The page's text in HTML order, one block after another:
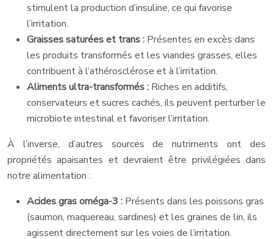
stimulent la production d’insuline, ce qui favorise
l’irritation.
Graisses saturées et trans : Présentes en excès dans
les produits transformés et les viandes grasses, elles
contribuent à l’athérosclérose et à l’irritation.
Aliments ultra-transformés : Riches en additifs,
conservateurs et sucres cachés, ils peuvent perturber le
microbiote intestinal et favoriser l’irritation.
À l’inverse, d’autres sources de nutriments ont des
propriétés apaisantes et devraient être privilégiées dans
notre alimentation :
Acides gras oméga-3 : Présents dans les poissons gras
(saumon, maquereau, sardines) et les graines de lin, ils
agissent directement sur les voies de l’irritation.